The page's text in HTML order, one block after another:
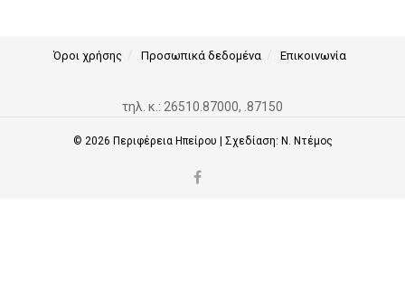
Όροι χρήσης Προσωπικά δεδομένα Επικοινωνία
τηλ. κ.: 26510.87000, .87150
© 2026 Περιφέρεια Ηπείρου | Σχεδίαση: Ν. Ντέμος